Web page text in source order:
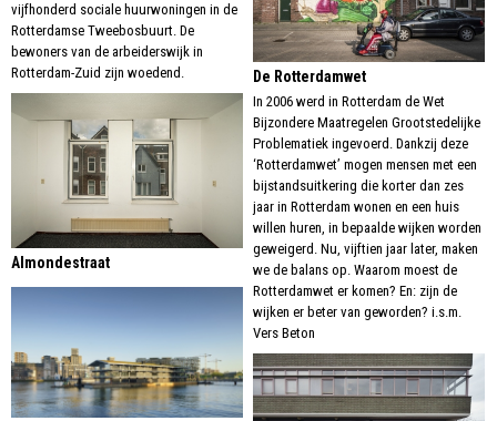
vijfhonderd sociale huurwoningen in de
Rotterdamse Tweebosbuurt. De
bewoners van de arbeiderswijk in
Rotterdam-Zuid zijn woedend.
Almondestraat
De Rotterdamwet
In 2006 werd in Rotterdam de Wet
Bijzondere Maatregelen Grootstedelijke
Problematiek ingevoerd. Dankzij deze
‘Rotterdamwet’ mogen mensen met een
bijstandsuitkering die korter dan zes
jaar in Rotterdam wonen en een huis
willen huren, in bepaalde wijken worden
geweigerd. Nu, vijftien jaar later, maken
we de balans op. Waarom moest de
Rotterdamwet er komen? En: zijn de
wijken er beter van geworden? i.s.m.
Vers Beton